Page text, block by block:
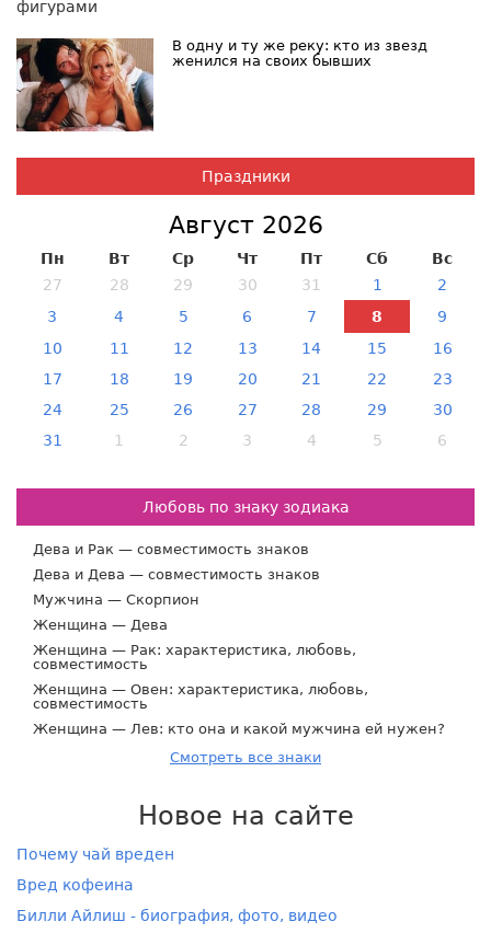
В одну и ту же реку: кто из звезд
женился на своих бывших
Праздники
Август 2026
Пн Вт Ср Чт Пт Сб
Вс
27
28 29 30 31 1
2
3
4 5 6 7 8
9
10
11 12 13 14 15
16
17
18 19 20 21 22
23
24
25 26 27 28 29
30
31
1 2 3 4 5 6
Любовь по знаку зодиака
Дева и Рак — совместимость знаков
Дева и Дева — совместимость знаков
Мужчина — Скорпион
Женщина — Дева
Женщина — Рак: характеристика, любовь,
совместимость
Женщина — Овен: характеристика, любовь,
совместимость
Женщина — Лев: кто она и какой мужчина ей нужен?
Смотреть все знаки
Новое на сайте
Почему чай вреден
Вред кофеина
Билли Айлиш - биография, фото, видео